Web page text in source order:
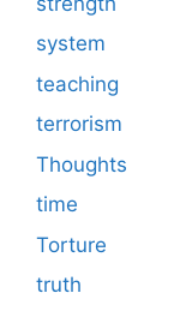
system
teaching
terrorism
Thoughts
time
Torture
truth